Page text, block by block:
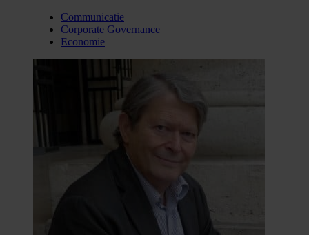
Communicatie
Corporate Governance
Economie